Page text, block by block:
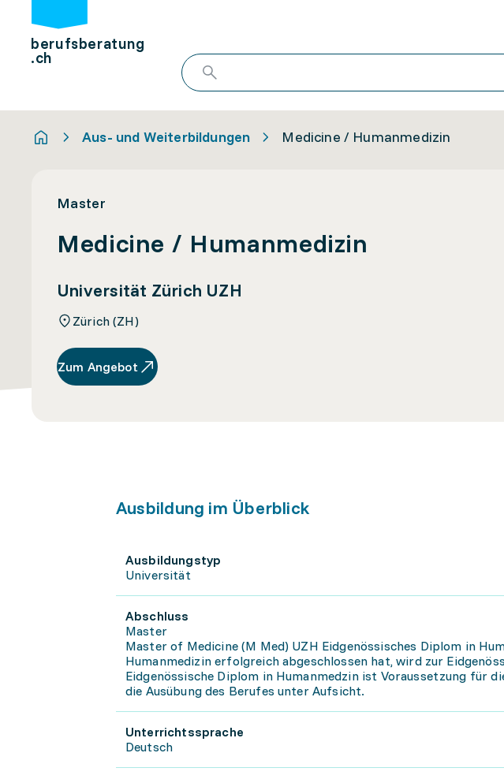
berufsberatung
.ch
Aus- und Weiterbildungen Medicine / Humanmedizin
Master
Medicine / Humanmedizin
Universität Zürich UZH
Zürich (ZH)
Zum Angebot
Ausbildung im Überblick
Ausbildungstyp
Universität
Abschluss
Master
Master of Medicine (M Med) UZH Eidgenössisches Diplom in
Humanmedizin erfolgreich abgeschlossen hat, wird zur
Eidgenössische Diplom in Humanmedzin ist Voraussetzung für
die Ausübung des Berufes unter Aufsicht.
Unterrichtssprache
Deutsch